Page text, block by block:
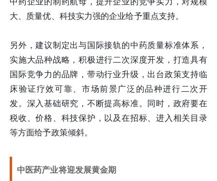
大、质量优、科技实力强的企业给予重点支持。
另外，建议制定出与国际接轨的中药质量标准体系，
实施大品种战略，积极进行二次深度开发，打造具有
国际竞争力的品牌，带动行业升级，出台政策支持临
床验证疗效可靠、市场前景广泛的品种进行二次开
发。深入基础研究，不断提高标准。同时，政府要在
税收、价格、科技保护，以及在招标、进入相关目录
等方面给予政策倾斜。
中医药产业将迎发展黄金期